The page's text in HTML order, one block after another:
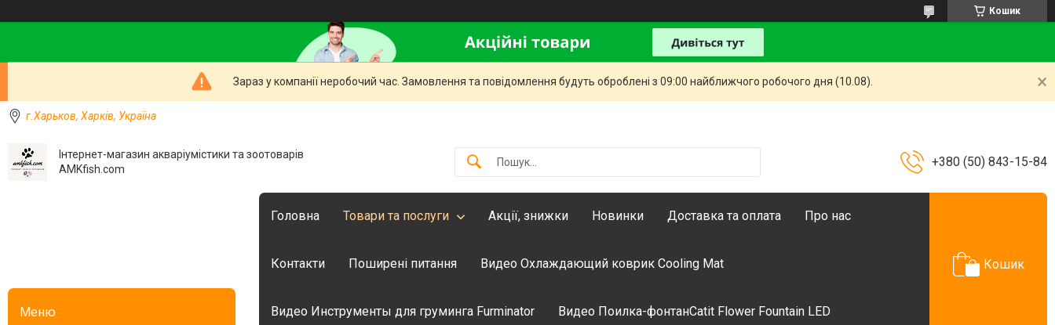
Кошик
Зараз у компанії неробочий час. Замовлення та повідомлення будуть оброблені з 09:00 найближчого робочого дня (10.08).
г.Харьков, Харків, Україна
Інтернет-магазин акваріумістики та зоотоварів
AMKfish.com
+380 (50) 843-15-84
Головна Товари та послуги Акції, знижки Новинки Доставка та оплата Про нас
Контакти Поширені питання Видео Охлаждающий коврик Cooling Mat
Видео Инструменты для груминга Furminator Видео Поилка-фонтанCatit Flower Fountain LED
Кошик